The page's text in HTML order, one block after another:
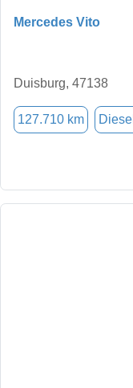
Mercedes Vito
Duisburg, 47138
127.710 km Diesel